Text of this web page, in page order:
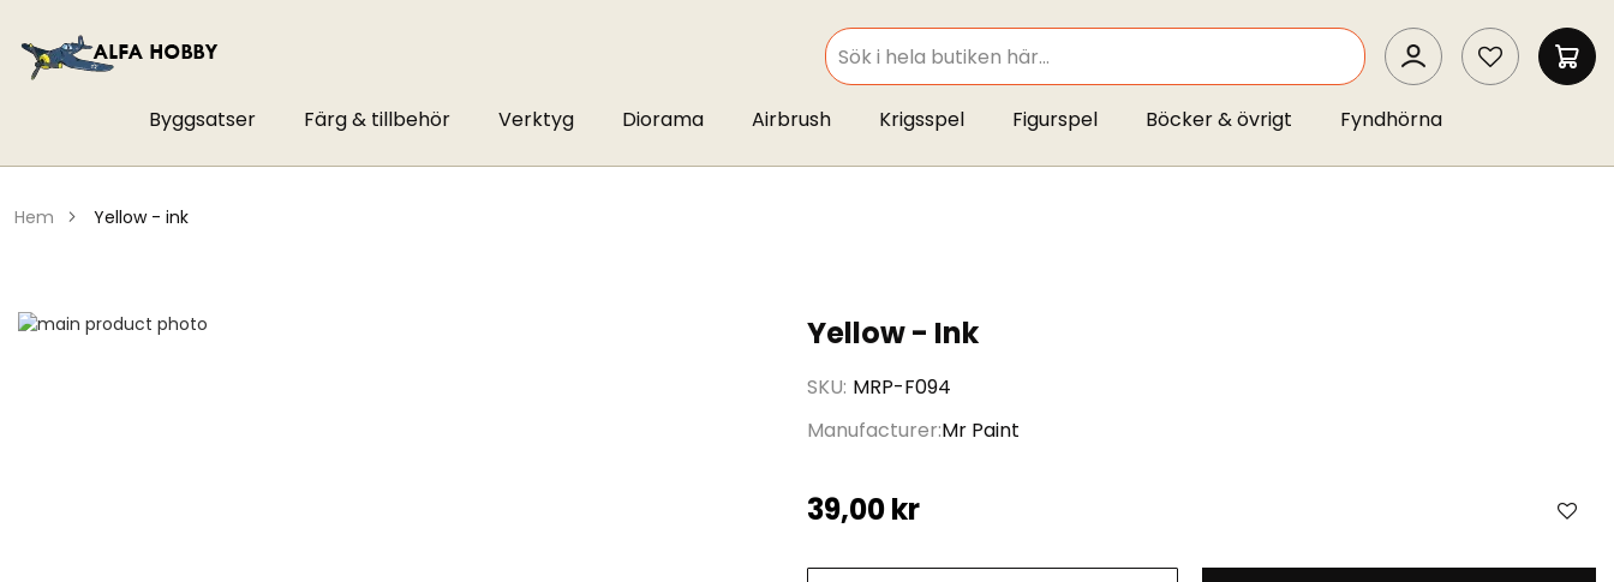
SEARCH
SEARCH
MIN
Byggsatser Färg & tillbehör Verktyg Diorama Airbrush Krigsspel Figurspel Böcker & övrigt Fyndhörna
hem yellow - ink
Yellow - Ink
SKU MRP-F094
Manufacturer Mr Paint
39,00 kr
Hoppa